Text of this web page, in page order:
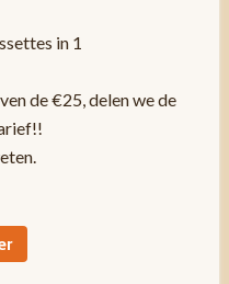
in 1
de €25, delen we de